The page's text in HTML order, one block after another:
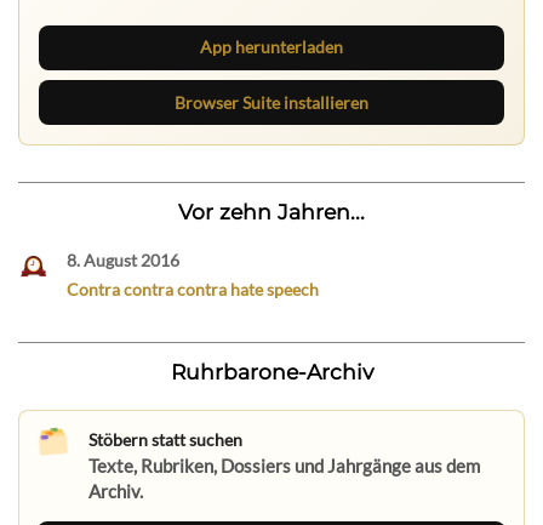
App herunterladen
Browser Suite installieren
Vor zehn Jahren...
8. August 2016
Contra contra contra hate speech
Ruhrbarone-Archiv
Stöbern statt suchen
Texte, Rubriken, Dossiers und Jahrgänge aus dem
Archiv.